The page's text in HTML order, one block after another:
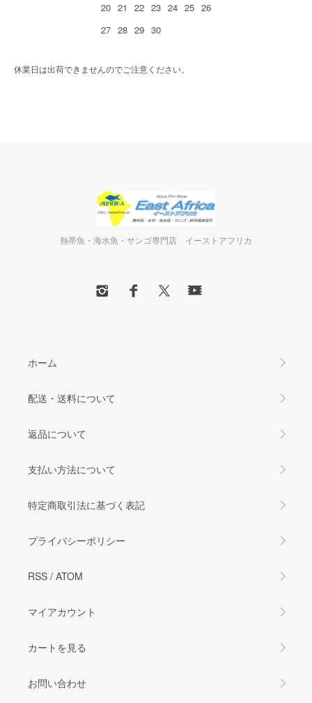
20 21 22 23 24 25 26
27 28 29 30
休業日は出荷できませんのでご注意ください。
熱帯魚・海水魚・サンゴ専門店 イーストアフリカ
ホーム
配送・送料について
返品について
支払い方法について
特定商取引法に基づく表記
プライバシーポリシー
RSS / ATOM
マイアカウント
カートを見る
お問い合わせ